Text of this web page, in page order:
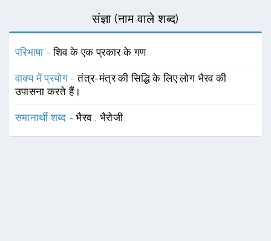
संज्ञा (नाम वाले शब्द)
परिभाषा -शिव के एक प्रकार के गण
वाक्य में प्रयोग -तंत्र-मंत्र की सिद्धि के लिए लोग भैरव की
उपासना करते हैं।
समानार्थी शब्द -भैरव , भैरोजी